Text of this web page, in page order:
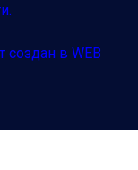
создан в WEB